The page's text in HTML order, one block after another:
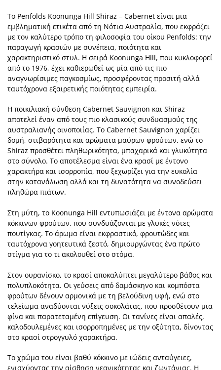
Το Penfolds Koonunga Hill Shiraz – Cabernet είναι μια
εμβληματική ετικέτα από τη Νότια Αυστραλία, που εκφράζει
με τον καλύτερο τρόπο τη φιλοσοφία του οίκου Penfolds: την
παραγωγή κρασιών με συνέπεια, ποιότητα και
χαρακτηριστικό στυλ. Η σειρά Koonunga Hill, που κυκλοφορεί
από το 1976, έχει καθιερωθεί ως μία από τις πιο
αναγνωρίσιμες παγκοσμίως, προσφέροντας προσιτή αλλά
ταυτόχρονα εξαιρετικής ποιότητας εμπειρία.
Η ποικιλιακή σύνθεση Cabernet Sauvignon και Shiraz
αποτελεί έναν από τους πιο κλασικούς συνδυασμούς της
αυστραλιανής οινοποιίας. Το Cabernet Sauvignon χαρίζει
δομή, στιβαρότητα και αρώματα μαύρων φρούτων, ενώ το
Shiraz προσθέτει πληθωρικότητα, μπαχαρικά και γλυκύτητα
στο σύνολο. Το αποτέλεσμα είναι ένα κρασί με έντονο
χαρακτήρα και ισορροπία, που ξεχωρίζει για την ευκολία
στην κατανάλωση αλλά και τη δυνατότητα να συνοδεύσει
πληθώρα πιάτων.
Στη μύτη, το Koonunga Hill εντυπωσιάζει με έντονα αρώματα
κόκκινων φρούτων, που συνδυάζονται με γλυκές νότες
πουτίγκας. Το άρωμα είναι εκφραστικό, φρουτώδες και
ταυτόχρονα γοητευτικά ζεστό, δημιουργώντας ένα πρώτο
στίγμα για το τι ακολουθεί στο στόμα.
Στον ουρανίσκο, το κρασί αποκαλύπτει μεγαλύτερο βάθος και
πολυπλοκότητα. Οι γεύσεις από δαμάσκηνο και κομπόστα
φρούτων δένουν αρμονικά με τη βελούδινη υφή, ενώ στο
τελείωμα αναδύονται νύξεις σοκολάτας, που προσθέτουν μια
φίνα και παρατεταμένη επίγευση. Οι τανίνες είναι απαλές,
καλοδουλεμένες και ισορροπημένες με την οξύτητα, δίνοντας
στο κρασί στρογγυλό χαρακτήρα.
Το χρώμα του είναι βαθύ κόκκινο με ιώδεις ανταύγειες,
ενισχύοντας την αίσθηση νεανικότητας και ζωντάνιας. Η